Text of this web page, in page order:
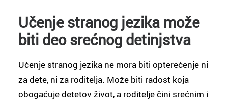
Učenje stranog jezika može
biti deo srećnog detinjstva
Učenje stranog jezika ne mora biti opterećenje ni
za dete, ni za roditelja. Može biti radost koja
obogaćuje detetov život, a roditelje čini srećnim i